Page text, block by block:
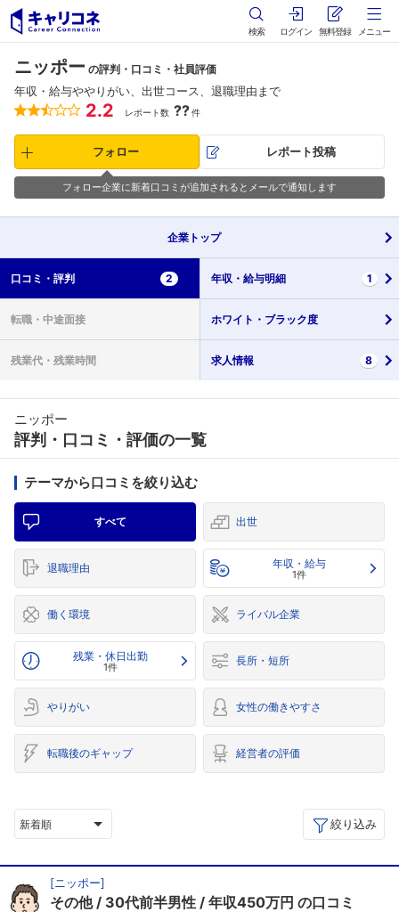
検索 ログイン 無料登録 メニュー
ニッポー の評判・口コミ・社員評価
年収・給与ややりがい、出世コース、退職理由まで
2.2 レポート数 ??件
フォロー レポート投稿
フォロー企業に新着口コミが追加されるとメールで通知します
企業 トップ
口コミ・ 評判 2 年収・ 給与明細 1
転職・ 中途面接 ホワイト・ ブラック度
残業代・ 残業時間 求人情報 8
ニッポー
評判・口コミ・評価の一覧
テーマから口コミを絞り込む
すべて 出世
退職理由 年収・給与
1件
働く環境 ライバル企業
残業・休日出勤
1件 長所・短所
やりがい 女性の働きやすさ
転職後のギャップ 経営者の評価
新着順 絞り込み
[ニッポー]
その他 30代前半男性 年収450万円 の口コミ